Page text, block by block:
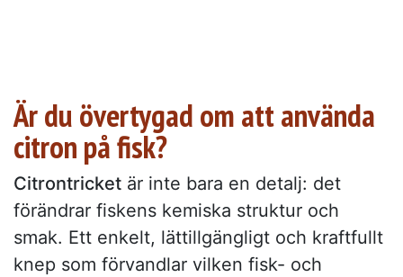
Är du övertygad om att använda
citron på fisk?
Citrontricket är inte bara en detalj: det
förändrar fiskens kemiska struktur och
smak. Ett enkelt, lättillgängligt och kraftfullt
knep som förvandlar vilken fisk- och